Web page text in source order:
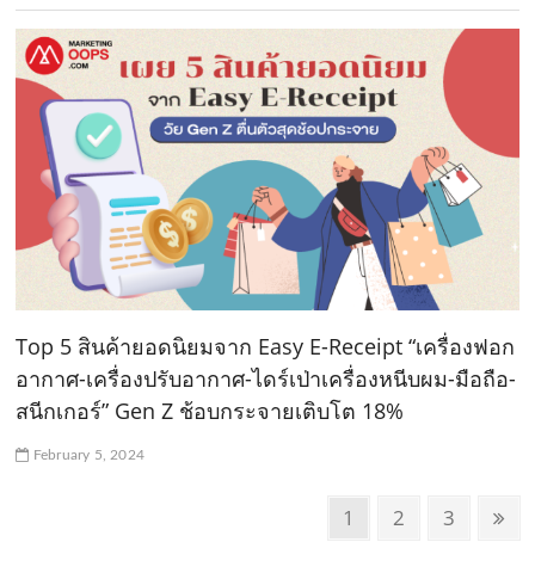
Top 5 สินค้ายอดนิยมจาก Easy E-Receipt “เครื่องฟอก
อากาศ-เครื่องปรับอากาศ-ไดร์เป่าเครื่องหนีบผม-มือถือ-
สนีกเกอร์” Gen Z ช้อบกระจายเติบโต 18%
February 5, 2024
P1
P
2
P
3